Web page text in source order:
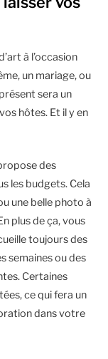
à l’occasion
un mariage, ou
sera un
hôtes. Et il y en
des
les budgets. Cela
une belle photo à
plus de ça, vous
toujours des
semaines ou des
Certaines
ce qui fera un
dans votre